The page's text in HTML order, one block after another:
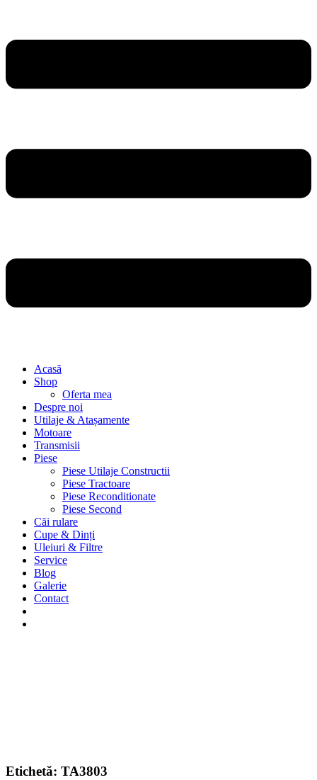
Acasă
Shop
Oferta mea
Despre noi
Utilaje & Atașamente
Motoare
Transmisii
Piese
Piese Utilaje Constructii
Piese Tractoare
Piese Reconditionate
Piese Second
Căi rulare
Cupe & Dinți
Uleiuri & Filtre
Service
Blog
Galerie
Contact
Etichetă: TA3803